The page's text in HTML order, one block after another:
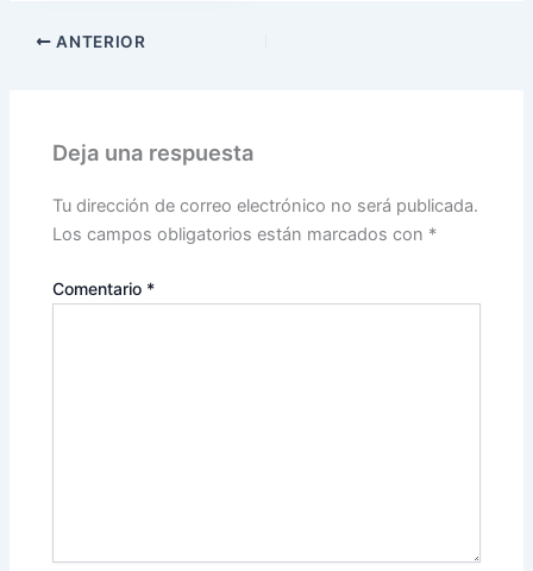
ANTERIOR
Deja una respuesta
Tu dirección de correo electrónico no será publicada.
Los campos obligatorios están marcados con *
Comentario *